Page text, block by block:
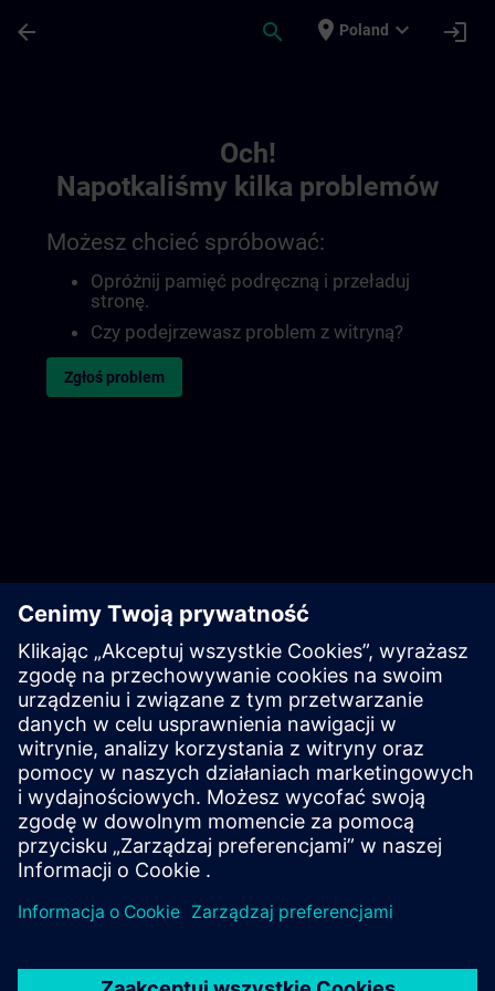
arrow_back search place Poland expand_more login
Och!
Napotkaliśmy kilka problemów
Możesz chcieć spróbować:
Opróżnij pamięć podręczną i przeładuj
stronę.
Czy podejrzewasz problem z witryną?
Zgłoś problem